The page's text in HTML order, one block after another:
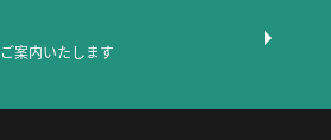
ご案内いたします